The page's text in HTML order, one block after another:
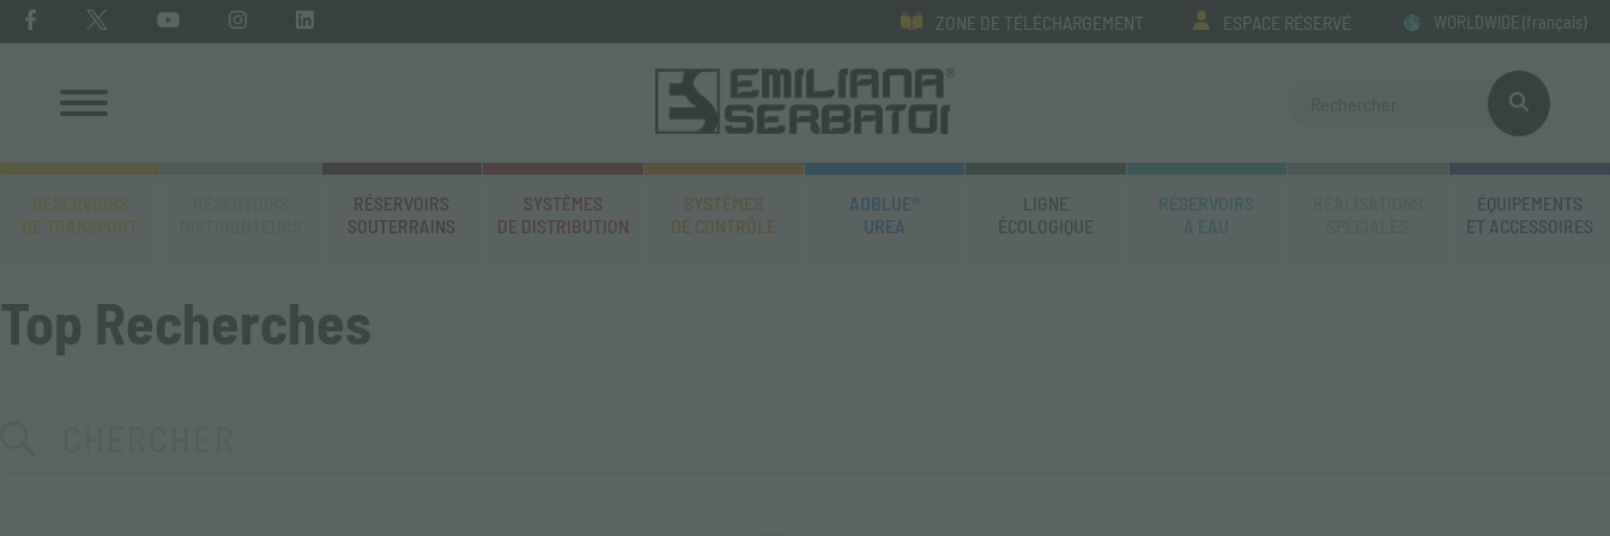
ZONE DE TÉLÉCHARGEMENT ESPACE RÉSERVÉ WORLDWIDE(français)
RÉSERVOIRS
DE TRANSPORT
RÉSERVOIRS
SOUTERRAINS
SYSTÈMES
DE DISTRIBUTION
SYSTÈMES
DE CONTRÔLE
ADBLUE®
UREA
LIGNE
ÉCOLOGIQUE
RÉSERVOIRS
À EAU
ÉQUIPEMENTS
ET ACCESSOIRES
Top Recherches